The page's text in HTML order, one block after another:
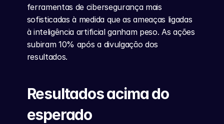
ferramentas de cibersegurança mais
sofisticadas à medida que as ameaças ligadas
à inteligência artificial ganham peso. As ações
subiram 10% após a divulgação dos
resultados.
Resultados acima do
esperado